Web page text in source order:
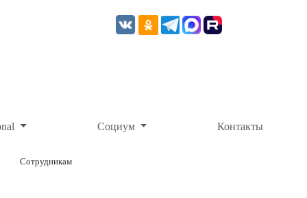
Социум Контакты
Сотрудникам